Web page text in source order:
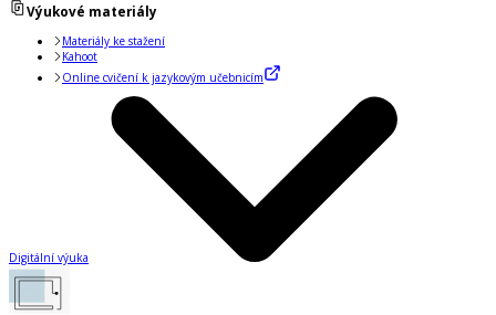
Výukové materiály
Materiály ke stažení
Kahoot
Online cvičení k jazykovým učebnicím
Digitální výuka